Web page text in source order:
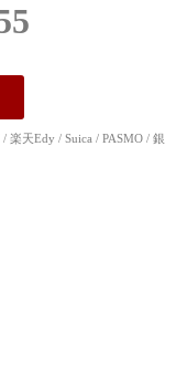
楽天Edy / Suica / PASMO / 銀